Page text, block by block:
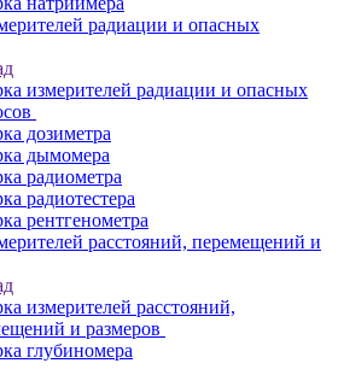
радиации и опасных
измерителей радиации и опасных
дозиметра
дымомера
радиометра
радиотестера
рентгенометра
расстояний, перемещений и
измерителей расстояний,
и размеров
глубиномера